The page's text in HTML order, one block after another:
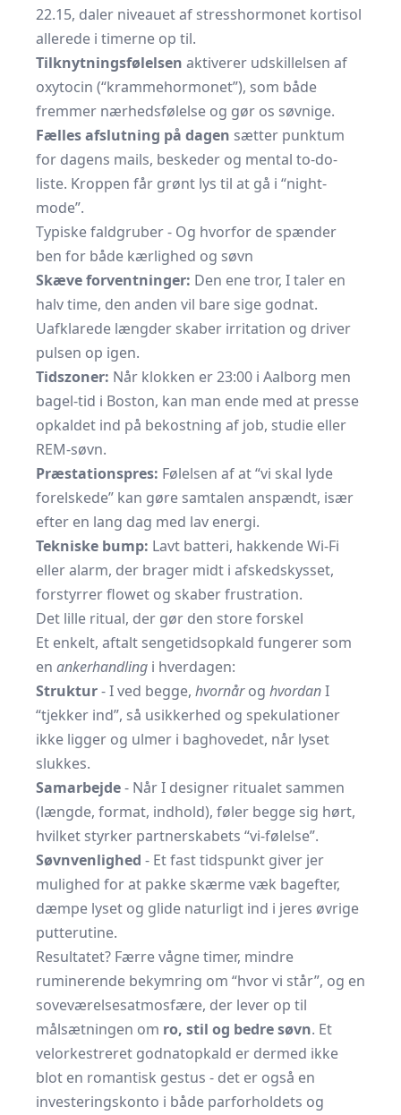
22.15, daler niveauet af stresshormonet kortisol
allerede i timerne op til.
Tilknytningsfølelsen aktiverer udskillelsen af
oxytocin (“krammehormonet”), som både
fremmer nærhedsfølelse og gør os søvnige.
Fælles afslutning på dagen sætter punktum
for dagens mails, beskeder og mental to-do-
liste. Kroppen får grønt lys til at gå i “night-
mode”.
Typiske faldgruber - Og hvorfor de spænder
ben for både kærlighed og søvn
Skæve forventninger: Den ene tror, I taler en
halv time, den anden vil bare sige godnat.
Uafklarede længder skaber irritation og driver
pulsen op igen.
Tidszoner: Når klokken er 23:00 i Aalborg men
bagel-tid i Boston, kan man ende med at presse
opkaldet ind på bekostning af job, studie eller
REM-søvn.
Præstationspres: Følelsen af at “vi skal lyde
forelskede” kan gøre samtalen anspændt, især
efter en lang dag med lav energi.
Tekniske bump: Lavt batteri, hakkende Wi-Fi
eller alarm, der brager midt i afskedskysset,
forstyrrer flowet og skaber frustration.
Det lille ritual, der gør den store forskel
Et enkelt, aftalt sengetidsopkald fungerer som
en ankerhandling i hverdagen:
Struktur- I ved begge, hvornårog hvordanI
“tjekker ind”, så usikkerhed og spekulationer
ikke ligger og ulmer i baghovedet, når lyset
slukkes.
Samarbejde- Når I designer ritualet sammen
(længde, format, indhold), føler begge sig hørt,
hvilket styrker partnerskabets “vi-følelse”.
Søvnvenlighed - Et fast tidspunkt giver jer
mulighed for at pakke skærme væk bagefter,
dæmpe lyset og glide naturligt ind i jeres øvrige
putterutine.
Resultatet? Færre vågne timer, mindre
ruminerende bekymring om “hvor vi står”, og en
soveværelsesatmosfære, der lever op til
målsætningen om ro, stil og bedre søvn. Et
velorkestreret godnatopkald er dermed ikke
blot en romantisk gestus - det er også en
investeringskonto i både parforholdets og